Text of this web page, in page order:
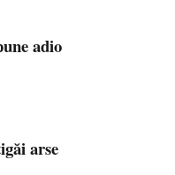
adio
arse